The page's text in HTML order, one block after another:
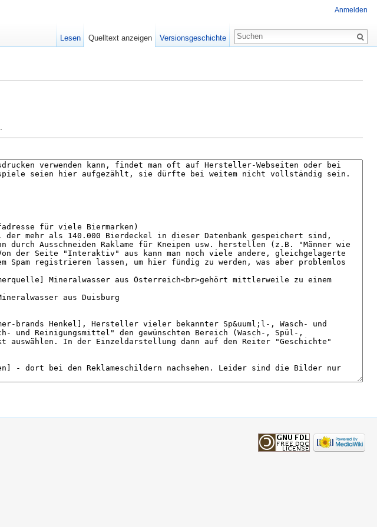
Anmelden
Lesen Quelltext anzeigen Versionsgeschichte